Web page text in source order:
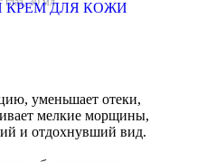
уменьшает отеки,
мелкие морщины,
и отдохнувший вид.